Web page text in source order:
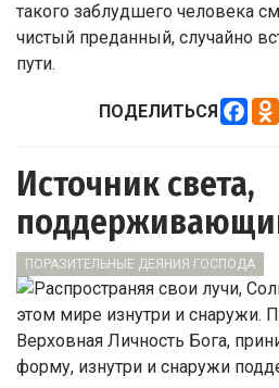
такого заблудшего человека
чистый преданный, случайно
пути.
ПОДЕЛИТЬСЯ
Источник света,
ПОРАЗИТЕЛЬНЫЕ ДЕЯНИЯ ГОСПОДА